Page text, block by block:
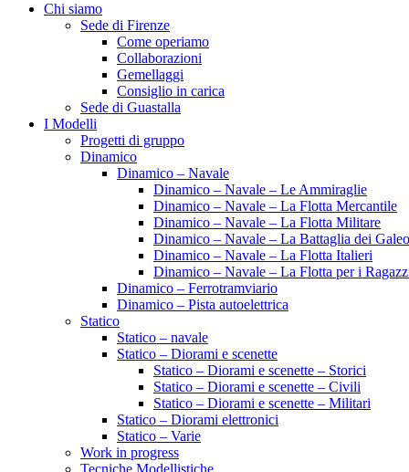
Chi siamo
Sede di Firenze
Come operiamo
Collaborazioni
Gemellaggi
Consiglio in carica
Sede di Guastalla
I Modelli
Progetti di gruppo
Dinamico
Dinamico – Navale
Dinamico – Navale – Le Ammiraglie
Dinamico – Navale – La Flotta Mercantile
Dinamico – Navale – La Flotta Militare
Dinamico – Navale – La Battaglia dei
Dinamico – Navale – La Flotta Italieri
Dinamico – Navale – La Flotta per i
Dinamico – Ferrotramviario
Dinamico – Pista autoelettrica
Statico
Statico – navale
Statico – Diorami e scenette
Statico – Diorami e scenette – Storici
Statico – Diorami e scenette – Civili
Statico – Diorami e scenette – Militari
Statico – Diorami elettronici
Statico – Varie
Work in progress